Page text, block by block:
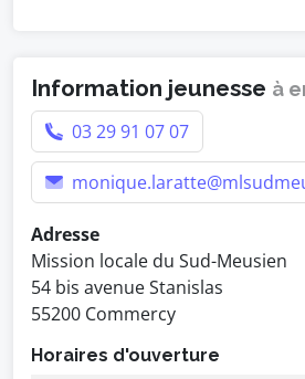
Information jeunesse à
03 29 91 07 07
Adresse
Mission locale du Sud-Meusien
54 bis avenue Stanislas
55200 Commercy
Horaires d'ouverture